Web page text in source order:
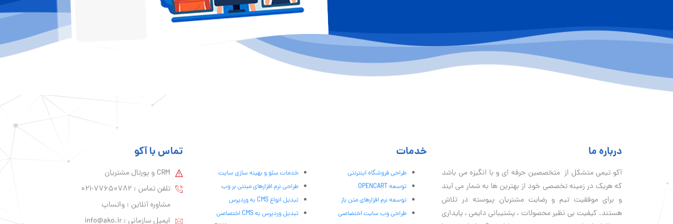
درباره ما
آكو تيمی متشکل از متخصصین حرفه ای و با انگیزه می باشد
که هریک در زمینه تخصصی خود از بهترین ها به شمار می آیند
و برای موفقیت تيم و رضایت مشتریان پیوسته در تلاش
هستند. کیفیت بی نظير محصولات ، پشتیبانی دايمی ، پایداری
خدمات
طراحی فروشگاه اینترنتی
توسعه OPENCART
توسعه نرم افزارهای متن باز
طراحی وب سایت اختصاصی
خدمات سئو و بهینه سازی سایت
طراحی نرم افزارهای مبتنی بر وب
تبدیل انواع CMS به وردپرس
تبدیل وردپرس به CMS اختصاصی
تماس با آکو
CRM و پورتال مشتریان
تلفن تماس :‌ 77650782-021
مشاوره آنلاین : واتساپ
ایمیل سازمانی :‌info@ako.ir